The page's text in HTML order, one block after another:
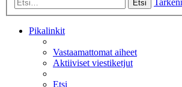
Etsi
Pikalinkit
Vastaamattomat aiheet
Aktiiviset viestiketjut
Etsi